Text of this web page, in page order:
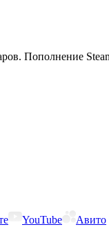
Пополнение
YouTube Авито